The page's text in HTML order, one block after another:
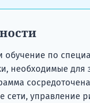
по
необходимые
сети, управление